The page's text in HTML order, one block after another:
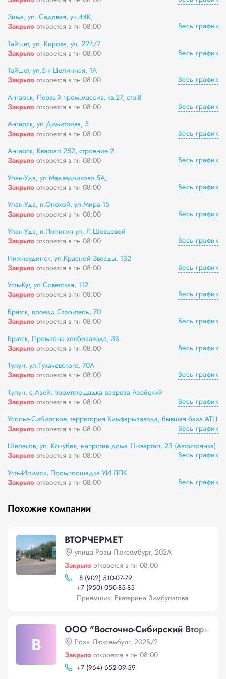
Зима, ул. Садовая, уч.44К;
Закрыто откроется в пн 08:00
Весь график
Тайшет, ул. Кирова, уч. 224/7
Закрыто откроется в пн 08:00
Весь график
Тайшет, ул.5-я Целинная, 1А
Закрыто откроется в пн 08:00
Весь график
Ангарск, Первый пром.массив, кв.27, стр.8
Закрыто откроется в пн 08:00
Весь график
Ангарск, ул.Димитрова, 5
Закрыто откроется в пн 08:00
Весь график
Ангарск, Квартал 252, строение 2
Закрыто откроется в пн 08:00
Весь график
Улан-Удэ, ул.Медведчиково 5А,
Закрыто откроется в пн 08:00
Весь график
Улан-Удэ, п.Онохой, ул.Мира 15
Закрыто откроется в пн 08:00
Весь график
Улан-Удэ, п.Полигон ул. Л.Шевцовой
Закрыто откроется в пн 08:00
Весь график
Нижнеудинск, ул.Красной Звезды, 132
Закрыто откроется в пн 08:00
Весь график
Усть-Кут, ул.Советская, 112
Закрыто откроется в пн 08:00
Весь график
Братск, проезд Строитель, 70
Закрыто откроется в пн 08:00
Весь график
Братск, Промзона хлебозавода, 3В
Закрыто откроется в пн 08:00
Весь график
Тулун, ул.Тухачевского, 70А
Закрыто откроется в пн 08:00
Весь график
Тулун, с.Азей, промплощадка разреза Азейский
Закрыто откроется в пн 08:00
Весь график
Усолье-Сибирское, территория Химфармзавода, бывшая база АТЦ
Закрыто откроется в пн 08:00
Весь график
Шелехов, ул. Кочубея, напротив дома 11-квартал, 23 (Автостоянка)
Закрыто откроется в пн 08:00
Весь график
Усть-Илимск, Промплощадка УИ ЛПК
Закрыто откроется в пн 08:00 Весь график
Похожие компании
ВТОРЧЕРМЕТ
улица Розы Люксембург, 202А
Закрыто откроется в пн 08:00
8 (902) 510-07-79
+7 (950) 050-85-85
Приёмщик: Екатерина Зимбулатова
В
ООО "Восточно-Сибирский Втормет"
Розы Люксембург, 202Б/2
Закрыто откроется в пн 08:00
+7 (964) 652-09-59